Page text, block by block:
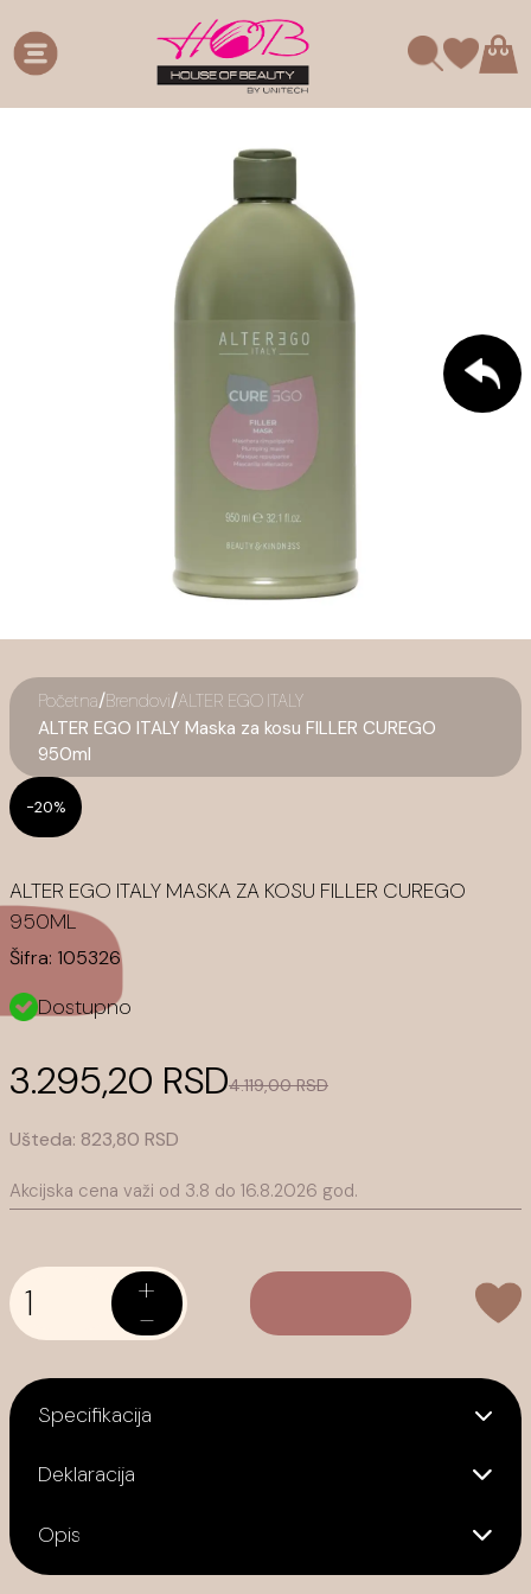
Početna/Brendovi/ALTER EGO ITALY
ALTER EGO ITALY Maska za kosu FILLER CUREGO
950ml
-20%
ALTER EGO ITALY MASKA ZA KOSU FILLER CUREGO
950ML
Šifra: 105326
Dostupno
3.295,20 RSD4.119,00 RSD
Ušteda: 823,80 RSD
Akcijska cena važi od 3.8 do 16.8.2026 god.
+
-
Specifikacija
Deklaracija
Opis